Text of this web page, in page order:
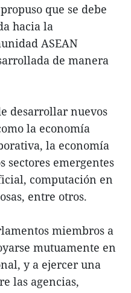
que se debe
hacia la
ASEAN
de manera
desarrollar nuevos
la economía
la economía
sectores emergentes
computación en
entre otros.
miembros a
mutuamente en
y a ejercer una
las agencias,